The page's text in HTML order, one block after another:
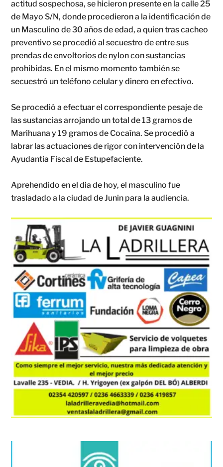
actitud sospechosa, se hicieron presente en la calle 25
de Mayo S/N, donde procedieron a la identificación de
un Masculino de 30 años de edad, a quien tras cacheo
preventivo se procedió al secuestro de entre sus
prendas de envoltorios de nylon con sustancias
prohibidas. En el mismo momento también se
secuestró un teléfono celular y dinero en efectivo.
Se procedió a efectuar el correspondiente pesaje de
las sustancias arrojando un total de 13 gramos de
Marihuana y 19 gramos de Cocaína. Se procedió a
labrar las actuaciones de rigor con intervención de la
Ayudantia Fiscal de Estupefaciente.
Aprehendido en el dia de hoy, el masculino fue
trasladado a la ciudad de Junin para la audiencia.